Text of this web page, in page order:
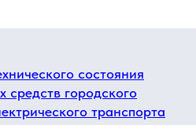
состояния
средств городского
транспорта